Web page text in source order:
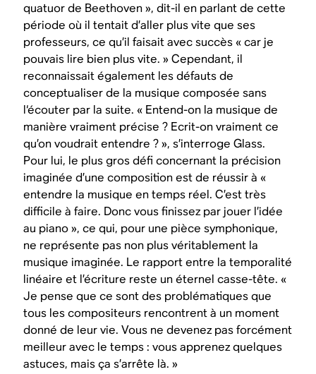
quatuor de Beethoven », dit-il en parlant de cette
période où il tentait d’aller plus vite que ses
professeurs, ce qu’il faisait avec succès « car je
pouvais lire bien plus vite. » Cependant, il
reconnaissait également les défauts de
conceptualiser de la musique composée sans
l‘écouter par la suite. « Entend-on la musique de
manière vraiment précise ? Ecrit-on vraiment ce
qu’on voudrait entendre ? », s’interroge Glass.
Pour lui, le plus gros défi concernant la précision
imaginée d’une composition est de réussir à «
entendre la musique en temps réel. C’est très
difficile à faire. Donc vous finissez par jouer l’idée
au piano », ce qui, pour une pièce symphonique,
ne représente pas non plus véritablement la
musique imaginée. Le rapport entre la temporalité
linéaire et l’écriture reste un éternel casse-tête. «
Je pense que ce sont des problématiques que
tous les compositeurs rencontrent à un moment
donné de leur vie. Vous ne devenez pas forcément
meilleur avec le temps : vous apprenez quelques
astuces, mais ça s’arrête là. »